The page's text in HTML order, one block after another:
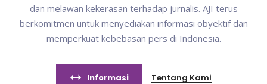
dan melawan kekerasan terhadap jurnalis. AJI terus
berkomitmen untuk menyediakan informasi obyektif dan
memperkuat kebebasan pers di Indonesia.
Informasi Tentang Kami